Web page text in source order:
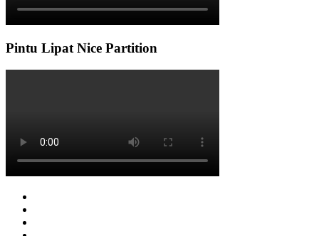
Pintu Lipat Nice Partition